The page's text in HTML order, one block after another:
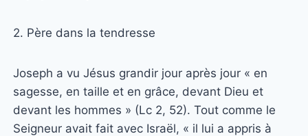
2. Père dans la tendresse
Joseph a vu Jésus grandir jour après jour « en
sagesse, en taille et en grâce, devant Dieu et
devant les hommes » (Lc 2, 52). Tout comme le
Seigneur avait fait avec Israël, « il lui a appris à